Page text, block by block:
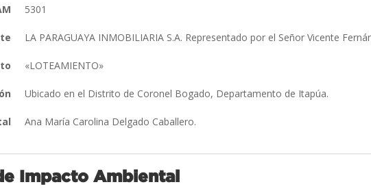
5301
LA PARAGUAYA INMOBILIARIA S.A. Representado por el Señor Vicente
«LOTEAMIENTO»
Ubicado en el Distrito de Coronel Bogado, Departamento de Itapúa.
Ana María Carolina Delgado Caballero.
Impacto Ambiental